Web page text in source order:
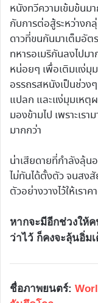
หนังทวีความเข้มข้นม
กับการต่อสู้ระหว่างก
ดาวที่ขนกันมาเต็มอั
ทหารอเมริกันลงไปม
หน่อยๆ เพื่อเติมแง่มุ
อรรถรสหนังเป็นช่ว
แปลก และแง่มุมเหตุ
มองข้ามไป เพราะเร
มากกว่า
น่าเสียดายที่กำลังลุ้
ไม่ทันได้ตั้งตัว จนสง
ตัวอย่างวางไว้ให้เรา
หากจะมีอีกช่วงให้
ว่าไว้ ก็คงจะลุ้นอิ่ม
ชื่อภาพยนตร์: